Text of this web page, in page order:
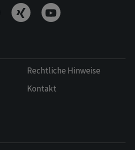
Rechtliche Hinweise
Kontakt